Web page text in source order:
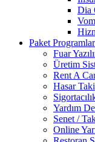
Dia
Paket Programlar
Fuar
Üretim
Rent A Car
Hasar
Yardım
Senet /
Online